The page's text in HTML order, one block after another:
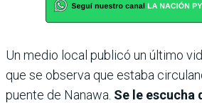
Un medio local publicó un último
que se observa que estaba
puente de Nanawa. Se le escucha